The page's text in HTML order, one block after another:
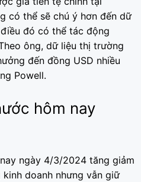
có thể sẽ chú ý hơn đến dữ
đó có thể tác động
ông, dữ liệu thị trường
đến đồng USD nhiều
Powell.
hôm nay
ngày 4/3/2024 tăng giảm
doanh nhưng vẫn giữ